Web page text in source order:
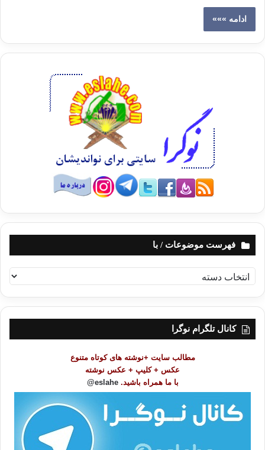
ادامه »»»
فهرست موضوعات / با
ه
ر
کانال تلگرام نوگرا
مطالب سایت +نوشته های کوتاه متنوع
عکس + کلیپ + عکس نوشته
با ما همراه باشید. eslahe@